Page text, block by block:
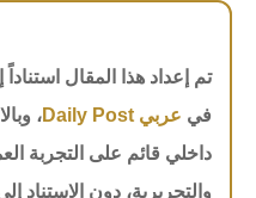
تم إعداد هذا المقال
في عربي Daily Post
،
داخلي قائم على التجربة
والتحريرية، دون الاستناد